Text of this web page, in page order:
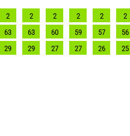
2 2 2 2 2 2
63 63 60 59 57 56
29 29 27 27 26 25